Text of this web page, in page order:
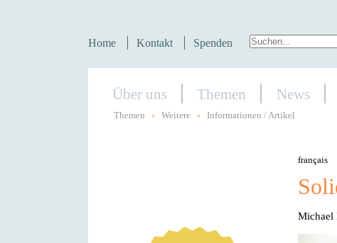
Home Kontakt Spenden
Über uns Themen News
Themen › Weitere › Informationen / Artikel
français
Michael